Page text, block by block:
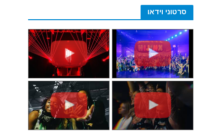
סרטוני וידאו